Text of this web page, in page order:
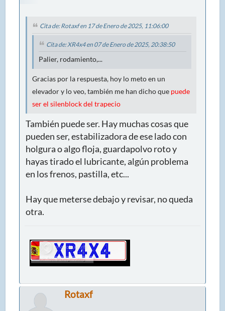
Cita de: Rotaxf en 17 de Enero de 2025, 11:06:00
Cita de: XR4x4 en 07 de Enero de 2025, 20:38:50
Palier, rodamiento,...
Gracias por la respuesta, hoy lo meto en un
elevador y lo veo, también me han dicho que puede
ser el silenblock del trapecio
También puede ser. Hay muchas cosas que
pueden ser, estabilizadora de ese lado con
holgura o algo floja, guardapolvo roto y
hayas tirado el lubricante, algún problema
en los frenos, pastilla, etc...
Hay que meterse debajo y revisar, no queda
otra.
Rotaxf